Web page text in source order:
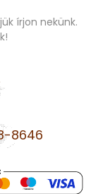
írjon nekünk.
8646